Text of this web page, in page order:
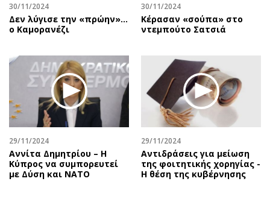
30/11/2024
Δεν λύγισε την «πρώην»…
ο Καμορανέζι
30/11/2024
Κέρασαν «σούπα» στο
ντεμπούτο Σατσιά
29/11/2024
Αννίτα Δημητρίου – Η
Κύπρος να συμπορευτεί
με Δύση και ΝΑΤΟ
29/11/2024
Αντιδράσεις για μείωση
της φοιτητικής χορηγίας -
Η θέση της κυβέρνησης